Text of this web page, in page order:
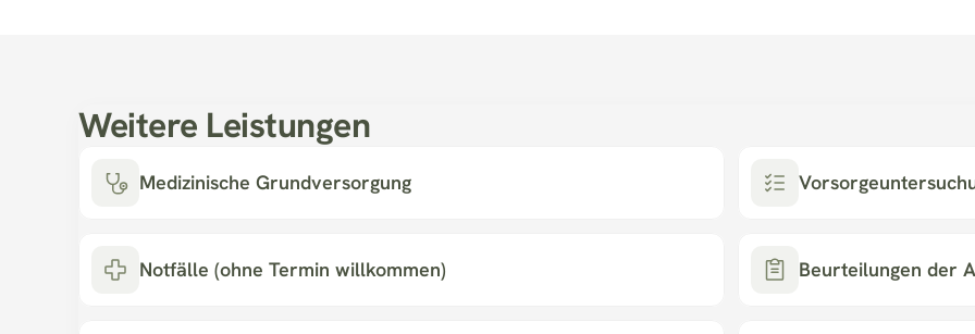
Weitere Leistungen
Medizinische Grundversorgung
Notfälle (ohne Termin willkommen) Beurteilungen der